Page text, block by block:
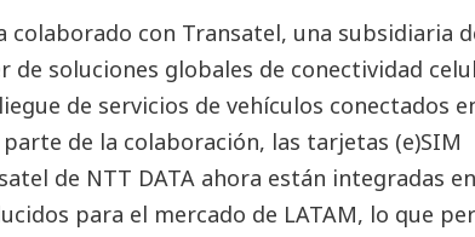
colaborado con Transatel, una subsidiaria
de soluciones globales de conectividad
de servicios de vehículos conectados
de la colaboración, las tarjetas (e)SIM
de NTT DATA ahora están integradas
para el mercado de LATAM, lo que